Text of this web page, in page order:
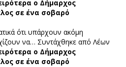
ο Δήμαρχος
σε ένα σοβαρό
ότι υπάρχουν ακόμη
να… Συντάχθηκε από Λέων
ο Δήμαρχος
σε ένα σοβαρό